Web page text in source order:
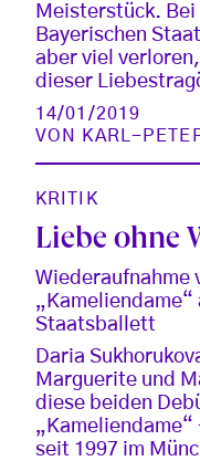
Meisterstück. Bei
Bayerischen
aber viel
dieser
14/01/2019
VON
KARL-
KRITIK
Liebe ohne
Wiederaufnahme
„Kameliendame“
Staatsballett
Daria
Marguerite und
diese beiden
seit 1997 im